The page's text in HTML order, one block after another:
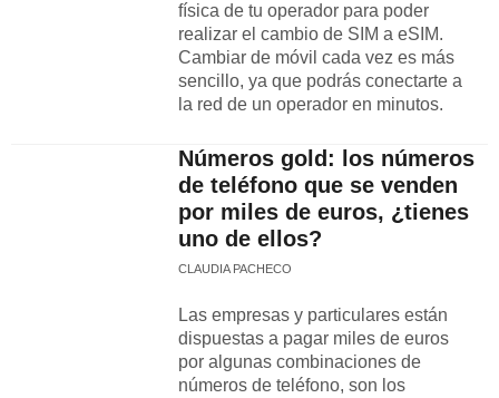
física de tu operador para poder
realizar el cambio de SIM a eSIM.
Cambiar de móvil cada vez es más
sencillo, ya que podrás conectarte a
la red de un operador en minutos.
Números gold: los números
de teléfono que se venden
por miles de euros, ¿tienes
uno de ellos?
CLAUDIA PACHECO
Las empresas y particulares están
dispuestas a pagar miles de euros
por algunas combinaciones de
números de teléfono, son los